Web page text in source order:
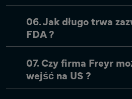
06. Jak długo trwa
FDA ?
07. Czy firma Freyr
wejść na US ?